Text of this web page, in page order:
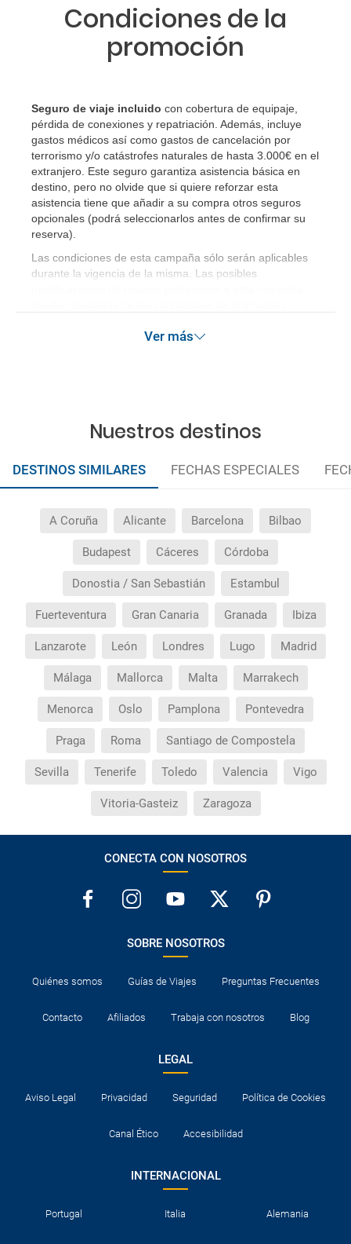
Condiciones de la
promoción
Seguro de viaje incluido con cobertura de equipaje,
pérdida de conexiones y repatriación. Además, incluye
gastos médicos así como gastos de cancelación por
terrorismo y/o catástrofes naturales de hasta 3.000€ en el
extranjero. Este seguro garantiza asistencia básica en
destino, pero no olvide que si quiere reforzar esta
asistencia tiene que añadir a su compra otros seguros
opcionales (podrá seleccionarlos antes de confirmar su
reserva)
Las condiciones de esta campaña sólo serán aplicables
durante la vigencia de la misma. Las posibles
Ver más
Nuestros destinos
DESTINOS SIMILARES FECHAS ESPECIALES
A Coruña Alicante Barcelona Bilbao
Budapest Cáceres Córdoba
Donostia / San Sebastián Estambul
Fuerteventura Gran Canaria Granada Ibiza
Lanzarote León Londres Lugo Madrid
Málaga Mallorca Malta Marrakech
Menorca Oslo Pamplona Pontevedra
Praga Roma Santiago de Compostela
Sevilla Tenerife Toledo Valencia Vigo
Vitoria-Gasteiz Zaragoza
CONECTA CON NOSOTROS
SOBRE NOSOTROS
Quiénes somos Guías de Viajes Preguntas Frecuentes
Contacto Afiliados Trabaja con nosotros Blog
LEGAL
Aviso Legal Privacidad Seguridad Política de Cookies
Canal Ético Accesibilidad
INTERNACIONAL
Portugal Italia Alemania